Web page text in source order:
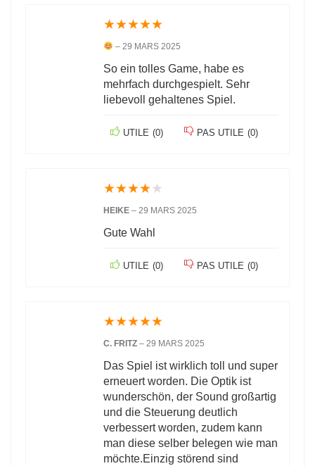
★★★★★
– 29 MARS 2025
So ein tolles Game, habe es
mehrfach durchgespielt. Sehr
liebevoll gehaltenes Spiel.
UTILE (0) PAS UTILE (0)
★★★★★
HEIKE – 29 MARS 2025
Gute Wahl
UTILE (0) PAS UTILE (0)
★★★★★
C. FRITZ – 29 MARS 2025
Das Spiel ist wirklich toll und super
erneuert worden. Die Optik ist
wunderschön, der Sound großartig
und die Steuerung deutlich
verbessert worden, zudem kann
man diese selber belegen wie man
möchte.Einzig störend sind